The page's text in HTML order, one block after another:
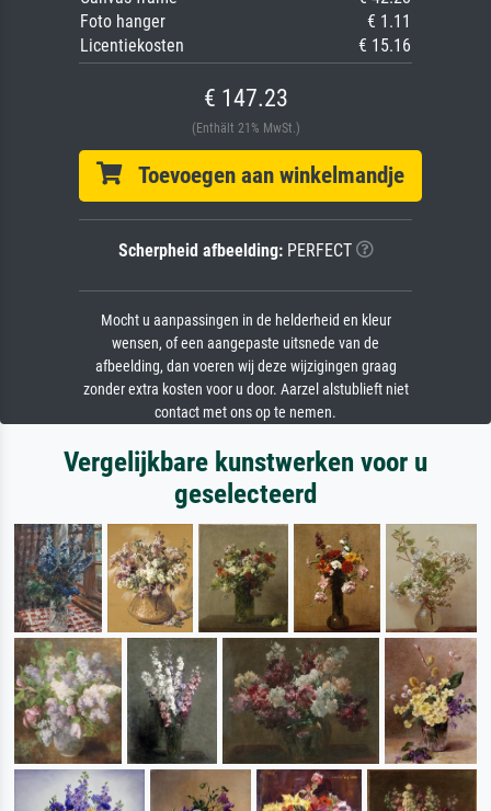
Foto hanger
€ 1.11
Licentiekosten
€ 15.16
€ 147.23
(Enthält 21% MwSt.)
Toevoegen aan winkelmandje
Scherpheid afbeelding:PERFECT
Mocht u aanpassingen in de helderheid en kleur
wensen, of een aangepaste uitsnede van de
afbeelding, dan voeren wij deze wijzigingen graag
zonder extra kosten voor u door. Aarzel alstublieft niet
contact met ons op te nemen.
Vergelijkbare kunstwerken voor u
geselecteerd